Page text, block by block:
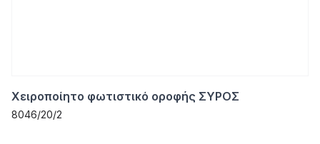
Χειροποίητο φωτιστικό οροφής ΣΥΡΟΣ
8046/20/2